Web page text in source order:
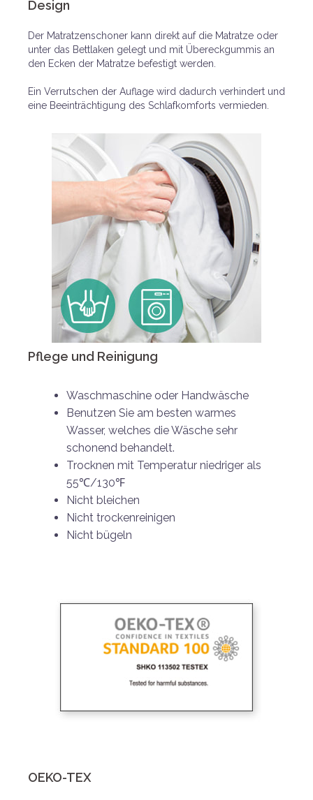
Design
Der Matratzenschoner kann direkt auf die Matratze oder
unter das Bettlaken gelegt und mit Übereckgummis an
den Ecken der Matratze befestigt werden.
Ein Verrutschen der Auflage wird dadurch verhindert und
eine Beeinträchtigung des Schlafkomforts vermieden.
Pflege und Reinigung
Waschmaschine oder Handwäsche
Benutzen Sie am besten warmes
Wasser, welches die Wäsche sehr
schonend behandelt.
Trocknen mit Temperatur niedriger als
55℃/130℉
Nicht bleichen
Nicht trockenreinigen
Nicht bügeln
OEKO-TEX